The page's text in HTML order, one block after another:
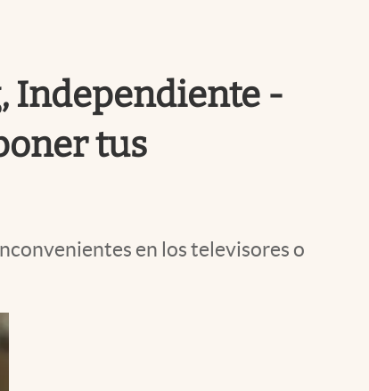
Independiente -
tus
en los televisores o